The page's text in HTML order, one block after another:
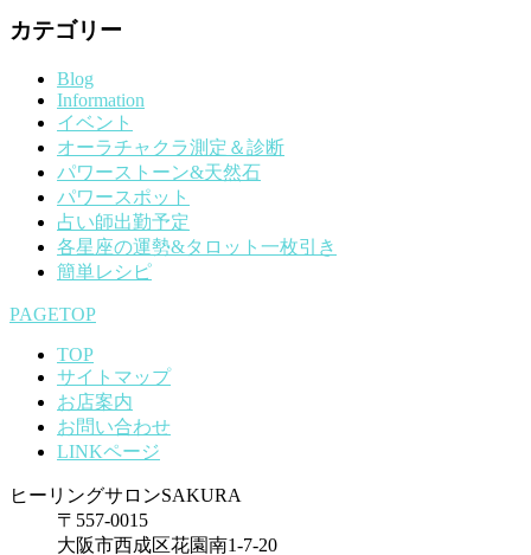
カテゴリー
Blog
Information
イベント
オーラチャクラ測定＆診断
パワーストーン&天然石
パワースポット
占い師出勤予定
各星座の運勢&タロット一枚引き
簡単レシピ
PAGETOP
TOP
サイトマップ
お店案内
お問い合わせ
LINKページ
ヒーリングサロンSAKURA
〒557-0015
大阪市西成区花園南1-7-20